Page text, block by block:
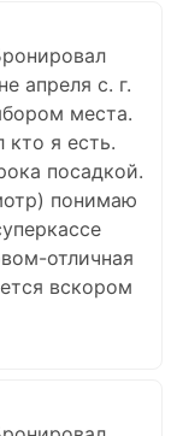
апреля с. г.
места.
я есть.
посадкой.
понимаю
отличная
вскором